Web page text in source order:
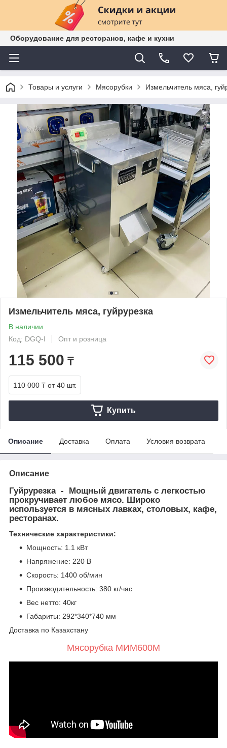
Оборудование для ресторанов, кафе и кухни
Товары и услуги Мясорубки Измельчитель мяса,
Измельчитель мяса, гуйрурезка
В наличии
Код: DGQ-I
Опт и розница
115 500 ₸
110 000 ₸ от 40 шт.
Купить
Описание Доставка Оплата Условия возврата
Описание
Гуйрурезка - Мощный двигатель с легкостью
прокручивает любое мясо. Широко
используется в мясных лавках, столовых, кафе,
ресторанах.
Технические характеристики:
Мощность: 1.1 кВт
Напряжение: 220 В
Скорость: 1400 об/мин
Производительность: 380 кг/час
Вес нетто: 40кг
Габариты: 292*340*740 мм
Доставка по Казахстану
Мясорубка МИМ600М